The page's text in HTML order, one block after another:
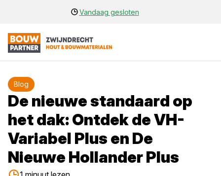
Vandaag gesloten
Blog
De nieuwe standaard op
het dak: Ontdek de VH-
Variabel Plus en De
Nieuwe Hollander Plus